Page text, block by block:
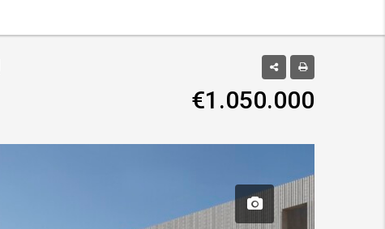
€1.050.000